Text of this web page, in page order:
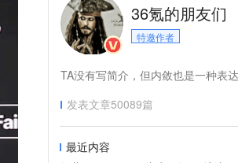
36氪的朋友们
特邀作者
TA没有写简介，但内敛也是一种表达
发表文章50089篇
最近内容